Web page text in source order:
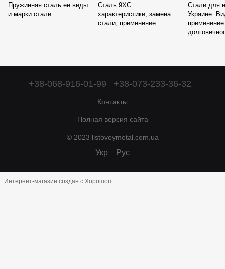
Пружинная сталь ее виды
и марки стали
Сталь 9ХС
характеристики, замена
стали, применение.
Стали для
Украине.
применение
+38-068-916-01-99 +38-073-233-36-32
Контакты
Полная версия сайта
© 2023 listovoymetal.com.ua
Укр Рус
Интернет-магазин создан с Хорошоп